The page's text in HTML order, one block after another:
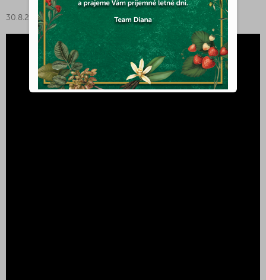
30.8.2023